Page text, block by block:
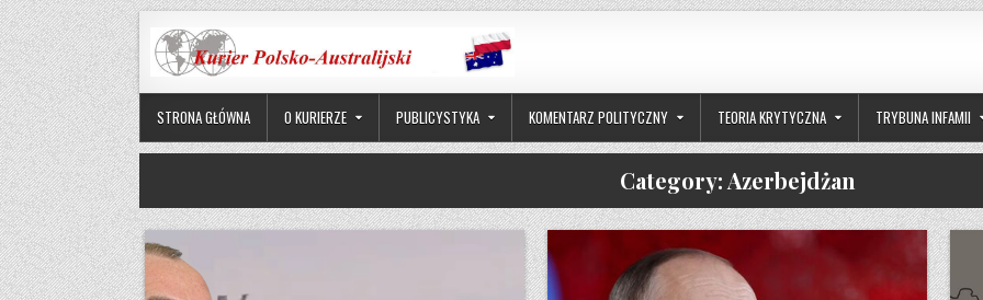
Skip to content
STRONA GŁÓWNA O KURIERZE PUBLICYSTYKA KOMENTARZ POLITYCZNY TEORIA KRYTYCZNA TRYBUNA INFAMII
Category:Azerbejdżan